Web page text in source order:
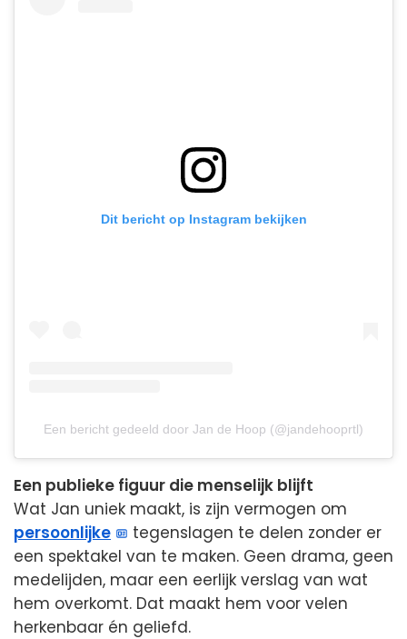
Dit bericht op Instagram bekijken
Een bericht gedeeld door Jan de Hoop (@jandehooprtl)
Een publieke figuur die menselijk blijft
Wat Jan uniek maakt, is zijn vermogen om
persoonlijke
tegenslagen te delen zonder er
een spektakel van te maken. Geen drama, geen
medelijden, maar een eerlijk verslag van wat
hem overkomt. Dat maakt hem voor velen
herkenbaar én geliefd.